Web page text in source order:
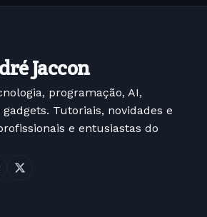
Jaccon
programação, AI,
Tutoriais, novidades e
e entusiastas do